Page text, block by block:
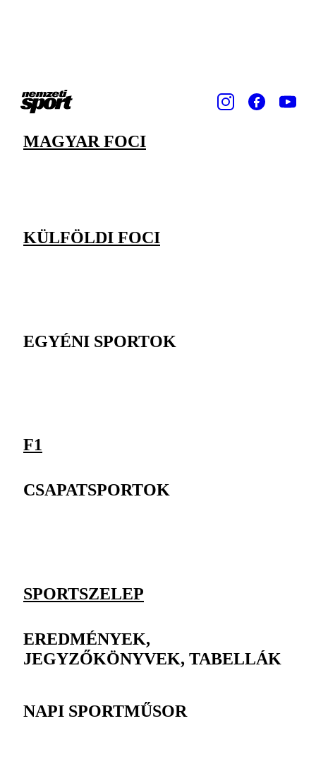
MAGYAR FOCI
KÜLFÖLDI FOCI
EGYÉNI SPORTOK
F1
CSAPATSPORTOK
SPORTSZELEP
EREDMÉNYEK,
JEGYZŐKÖNYVEK, TABELLÁK
NAPI SPORTMŰSOR